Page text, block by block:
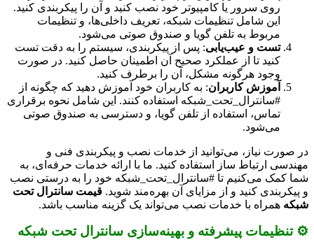
روی سرور یا کامپیوتر خود نصب کنید و آن را پیکربندی کنید.
این شامل تنظیمات شبکه، تعریف داخلی‌ها، و تنظیمات
مربوط به تلفن گویا و صندوق صوتی می‌شود.
تست و عیب‌یابی: پس از پیکربندی، سیستم را به دقت تست
کنید تا از عملکرد صحیح آن اطمینان حاصل کنید. در صورت
وجود هرگونه مشکل، آن را برطرف کنید.
آموزش کاربران: به کاربران خود آموزش دهید که چگونه از
#سانترال_تحت_شبکه استفاده کنند. این شامل نحوه برقراری
تماس، استفاده از تلفن گویا، و دسترسی به صندوق صوتی
می‌شود.
در صورت نیاز، می‌توانید از خدمات نصب و پیکربندی فنی و
مهندسی ارتباط ساز استفاده کنید. ما با ارائه خدمات حرفه‌ای، به
شما کمک می‌کنیم تا #سانترال_تحت_شبکه خود را به درستی نصب
و پیکربندی کنید و از مزایای آن بهره‌مند شوید. قیمت سانترال تحت
شبکه همراه با خدمات نصب می‌تواند یک گزینه مناسب باشد.
⚙️ تنظیمات پیشرفته و بهینه‌سازی سانترال تحت شبکه